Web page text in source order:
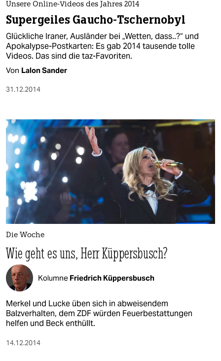
Unsere Online-Videos des Jahres 2014
Supergeiles Gaucho-Tschernobyl
Glückliche Iraner, Ausländer bei „Wetten, dass..?“ und
Apokalypse-Postkarten: Es gab 2014 tausende tolle
Videos. Das sind die taz-Favoriten.
Von Lalon Sander
31.12.2014
Die Woche
Wie geht es uns, Herr Küppersbusch?
Kolumne Friedrich Küppersbusch
Merkel und Lucke üben sich in abweisendem
Balzverhalten, dem ZDF würden Feuerbestattungen
helfen und Beck enthüllt.
14.12.2014